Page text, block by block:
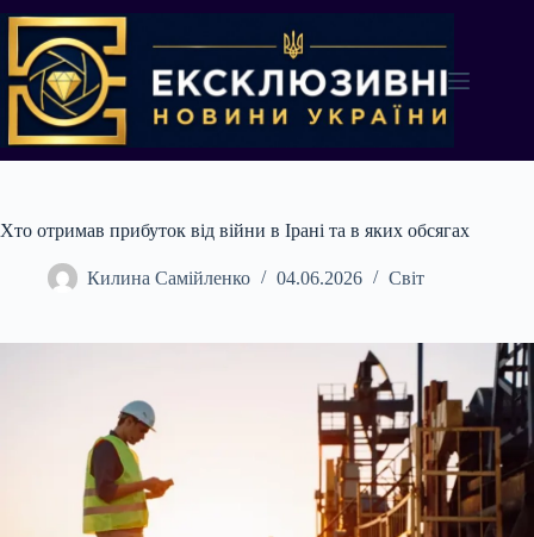
до
вмісту
Хто отримав прибуток від війни в Ірані та в яких обсягах
Килина Самійленко 04.06.2026 Світ